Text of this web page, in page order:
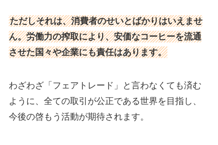
ただしそれは、消費者のせいとばかりはいえませ
ん。労働力の搾取により、安価なコーヒーを流通
させた国々や企業にも責任はあります。
わざわざ「フェアトレード」と言わなくても済む
ように、全ての取引が公正である世界を目指し、
今後の啓もう活動が期待されます。